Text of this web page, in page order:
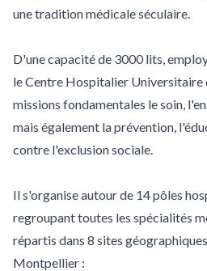
une tradition médicale séculaire.
D'une capacité de 3000 lits,
le Centre Hospitalier
missions fondamentales le soin,
mais également la prévention,
contre l'exclusion sociale.
Il s'organise autour de 14 pôles
regroupant toutes les spécialités
répartis dans 8 sites
Montpellier :